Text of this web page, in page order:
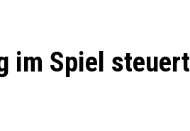
im Spiel steuert